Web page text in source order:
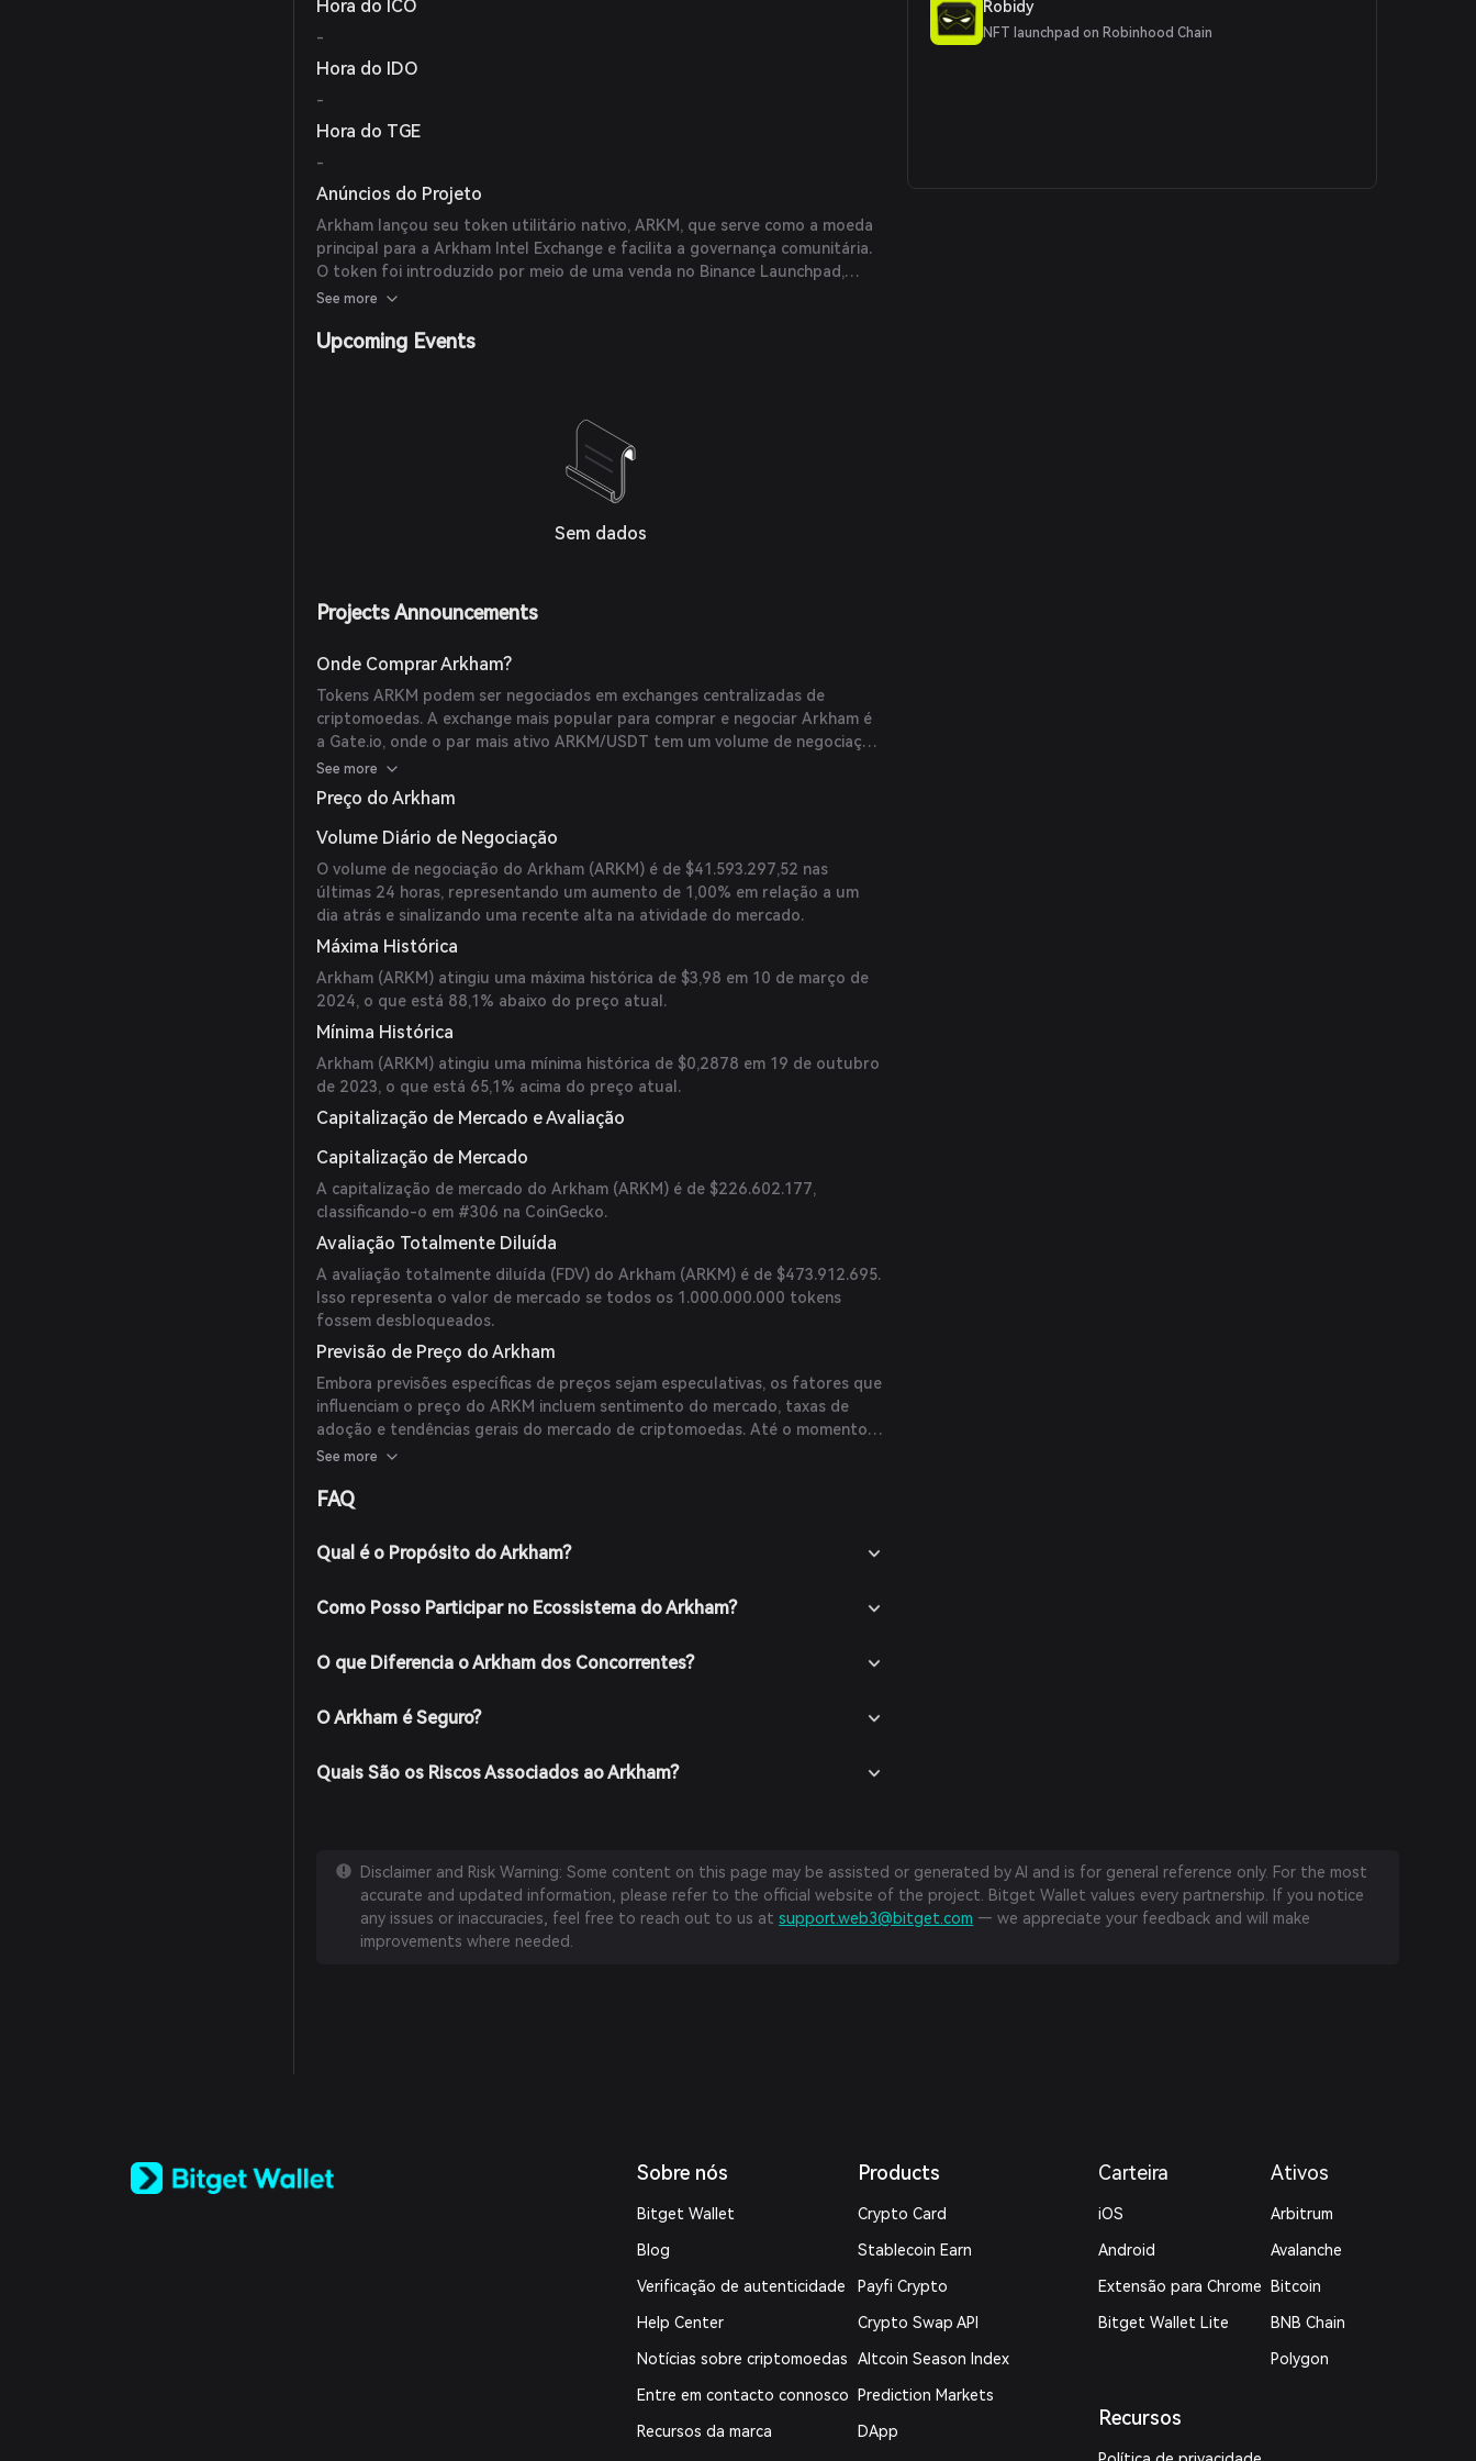
Hora do ICO
-
Hora do IDO
-
Hora do TGE
-
Anúncios do Projeto
Arkham lançou seu token utilitário nativo, ARKM, que serve como a moeda
principal para a Arkham Intel Exchange e facilita a governança comunitária.
O token foi introduzido por meio de uma venda no Binance Launchpad,
arrecadando $2,5 milhões pela venda de 50 milhões de tokens ARKM a $0,05
See more
Upcoming Events
Sem dados
Projects Announcements
Onde Comprar Arkham?
Tokens ARKM podem ser negociados em exchanges centralizadas de
criptomoedas. A exchange mais popular para comprar e negociar Arkham é
a Gate.io, onde o par mais ativo ARKM/USDT tem um volume de negociação
de $1.822.880,23 nas últimas 24 horas. Outras opções populares incluem
Binance e HTX.
See more
Preço do Arkham
Volume Diário de Negociação
O volume de negociação do Arkham (ARKM) é de $41.593.297,52 nas
últimas 24 horas, representando um aumento de 1,00% em relação a um
dia atrás e sinalizando uma recente alta na atividade do mercado.
Máxima Histórica
Arkham (ARKM) atingiu uma máxima histórica de $3,98 em 10 de março de
2024, o que está 88,1% abaixo do preço atual.
Mínima Histórica
Arkham (ARKM) atingiu uma mínima histórica de $0,2878 em 19 de outubro
de 2023, o que está 65,1% acima do preço atual.
Capitalização de Mercado e Avaliação
Capitalização de Mercado
A capitalização de mercado do Arkham (ARKM) é de $226.602.177,
classificando-o em #306 na CoinGecko.
Avaliação Totalmente Diluída
A avaliação totalmente diluída (FDV) do Arkham (ARKM) é de $473.912.695.
Isso representa o valor de mercado se todos os 1.000.000.000 tokens
fossem desbloqueados.
Previsão de Preço do Arkham
Embora previsões específicas de preços sejam especulativas, os fatores que
influenciam o preço do ARKM incluem sentimento do mercado, taxas de
adoção e tendências gerais do mercado de criptomoedas. Até o momento,
não há previsões disponíveis de especialistas confiáveis ou publicações.
See more
FAQ
Qual é o Propósito do Arkham?
Como Posso Participar no Ecossistema do Arkham?
O que Diferencia o Arkham dos Concorrentes?
O Arkham é Seguro?
Quais São os Riscos Associados ao Arkham?
Robidy
NFT launchpad on Robinhood Chain
Disclaimer and Risk Warning: Some content on this page may be assisted or generated by AI and is for general reference only. For the most
accurate and updated information, please refer to the official website of the project. Bitget Wallet values every partnership. If you notice
any issues or inaccuracies, feel free to reach out to us atsupport.web3@bitget.com — we appreciate your feedback and will make
improvements where needed.
Español (Latinoamérica)
Sobre nós
Bitget Wallet
Blog
Verificação de autenticidade
Help Center
Notícias sobre criptomoedas
Entre em contacto connosco
Recursos da marca
Products
Crypto Card
Stablecoin Earn
Payfi Crypto
Crypto Swap API
Altcoin Season Index
Prediction Markets
DApp
Carteira
iOS
Android
Extensão para Chrome
Bitget Wallet Lite
Recursos
Ativos
Arbitrum
Avalanche
Bitcoin
BNB Chain
Polygon